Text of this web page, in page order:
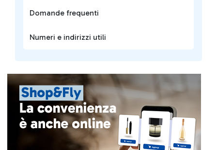
Domande frequenti
Numeri e indirizzi utili